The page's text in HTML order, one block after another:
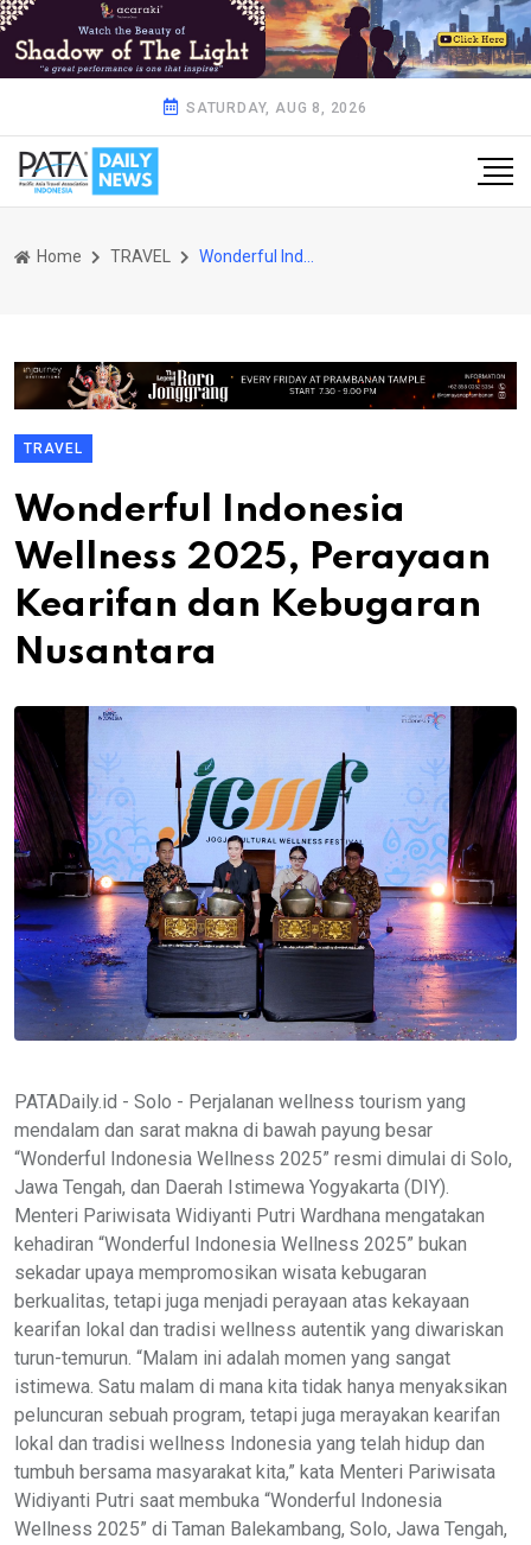
SATURDAY, AUG 8, 2026
Home TRAVEL Wonderful Indonesia Wellness 2025, Perayaan Kearifan dan Kebugaran Nusantara
TRAVEL
Wonderful Indonesia
Wellness 2025, Perayaan
Kearifan dan Kebugaran
Nusantara
PATADaily.id - Solo - Perjalanan wellness tourism yang
mendalam dan sarat makna di bawah payung besar
“Wonderful Indonesia Wellness 2025” resmi dimulai di Solo,
Jawa Tengah, dan Daerah Istimewa Yogyakarta (DIY).
Menteri Pariwisata Widiyanti Putri Wardhana mengatakan
kehadiran “Wonderful Indonesia Wellness 2025” bukan
sekadar upaya mempromosikan wisata kebugaran
berkualitas, tetapi juga menjadi perayaan atas kekayaan
kearifan lokal dan tradisi wellness autentik yang diwariskan
turun-temurun. “Malam ini adalah momen yang sangat
istimewa. Satu malam di mana kita tidak hanya menyaksikan
peluncuran sebuah program, tetapi juga merayakan kearifan
lokal dan tradisi wellness Indonesia yang telah hidup dan
tumbuh bersama masyarakat kita,” kata Menteri Pariwisata
Widiyanti Putri saat membuka “Wonderful Indonesia
Wellness 2025” di Taman Balekambang, Solo, Jawa Tengah,